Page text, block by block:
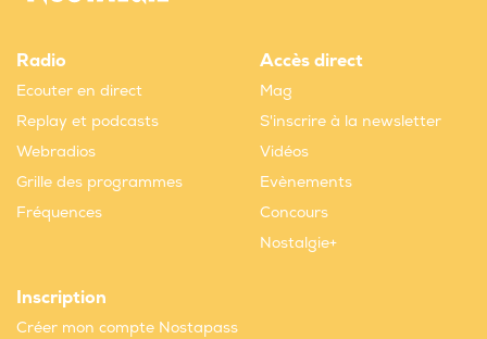
Radio
Ecouter en direct
Replay et podcasts
Webradios
Grille des programmes
Fréquences
Accès direct
Mag
S'inscrire à la newsletter
Vidéos
Evènements
Concours
Nostalgie+
Inscription
Créer mon compte Nostapass